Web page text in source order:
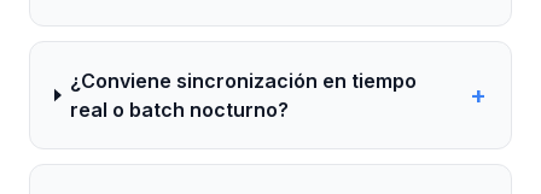
¿Conviene sincronización en tiempo
real o batch nocturno?
+